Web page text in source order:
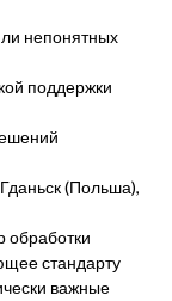
непонятных
поддержки
(Польша),
обработки
стандарту
важные